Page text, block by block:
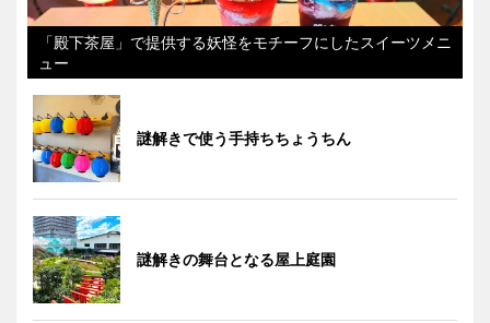
「殿下茶屋」で提供する妖怪をモチーフにしたスイーツメニ
ュー
謎解きで使う手持ちちょうちん
謎解きの舞台となる屋上庭園